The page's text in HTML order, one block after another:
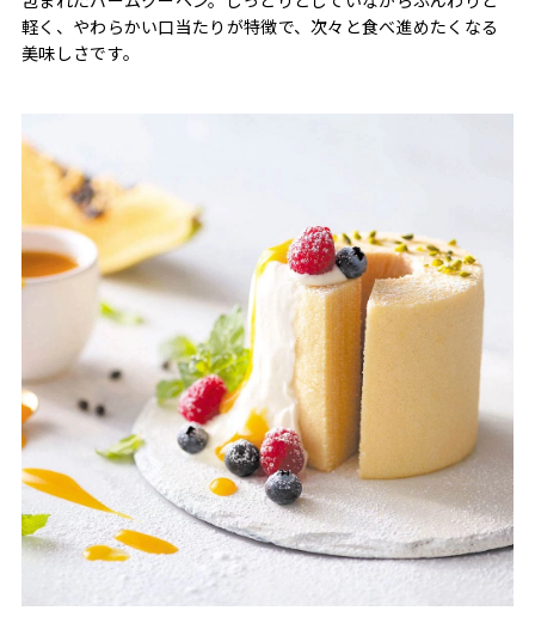
軽く、やわらかい口当たりが特徴で、次々と食べ進めたくなる
美味しさです。